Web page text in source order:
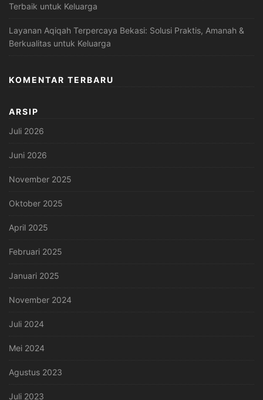
Terbaik untuk Keluarga
Layanan Aqiqah Terpercaya Bekasi: Solusi Praktis, Amanah &
Berkualitas untuk Keluarga
KOMENTAR TERBARU
ARSIP
Juli 2026
Juni 2026
November 2025
Oktober 2025
April 2025
Februari 2025
Januari 2025
November 2024
Juli 2024
Mei 2024
Agustus 2023
Juli 2023